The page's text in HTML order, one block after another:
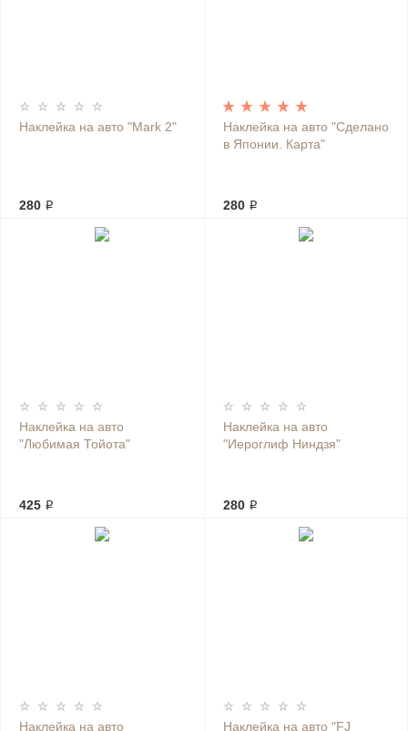
Наклейка на авто "Mark 2"
280 ₽
Наклейка на авто "Сделано
в Японии. Карта"
280 ₽
Наклейка на авто
"Любимая Тойота"
425 ₽
Наклейка на авто
"Иероглиф Ниндзя"
280 ₽
Наклейка на авто
Наклейка на авто "FJ